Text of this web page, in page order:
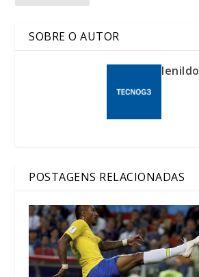
SOBRE O AUTOR
lenildo
POSTAGENS RELACIONADAS